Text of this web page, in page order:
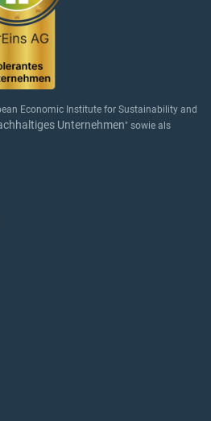
Economic Institute for Sustainability and
Unternehmen" sowie als